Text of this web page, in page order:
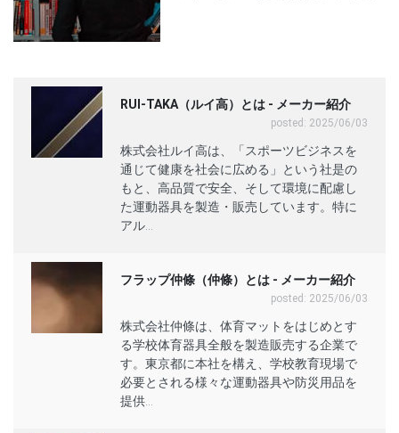
RUI-TAKA（ルイ高）とは - メーカー紹介
posted: 2025/06/03
株式会社ルイ高は、「スポーツビジネスを
通じて健康を社会に広める」という社是の
もと、高品質で安全、そして環境に配慮し
た運動器具を製造・販売しています。特に
アル...
フラップ仲條（仲條）とは - メーカー紹介
posted: 2025/06/03
株式会社仲條は、体育マットをはじめとす
る学校体育器具全般を製造販売する企業で
す。東京都に本社を構え、学校教育現場で
必要とされる様々な運動器具や防災用品を
提供...